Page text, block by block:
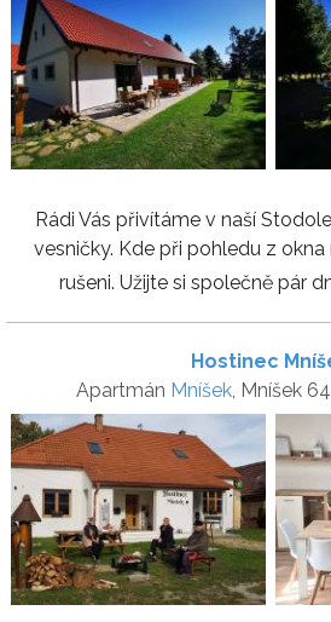
Rádi Vás přivítáme v naší
vesničky. Kde při pohledu z
rušeni. Užijte si společně pár
Hostinec
Apartmán Mníšek, Mníšek